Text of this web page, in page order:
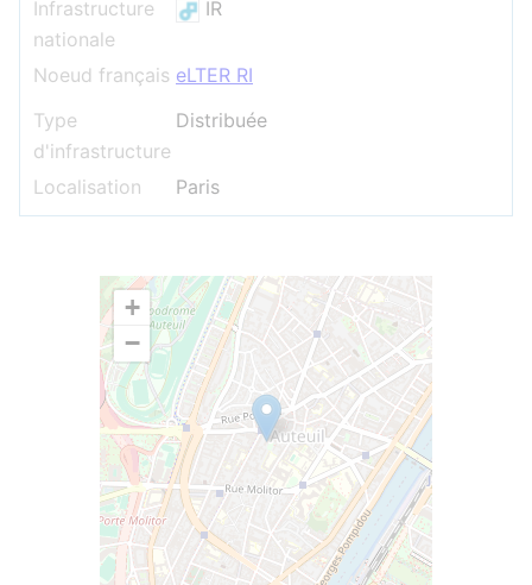
Infrastructure
nationale
IR
Noeud français eLTER RI
Type
d'infrastructure
Distribuée
Localisation Paris
+
−